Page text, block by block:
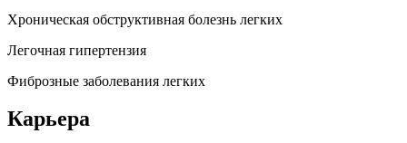
Хроническая обструктивная болезнь легких
Легочная гипертензия
Фиброзные заболевания легких
Карьера